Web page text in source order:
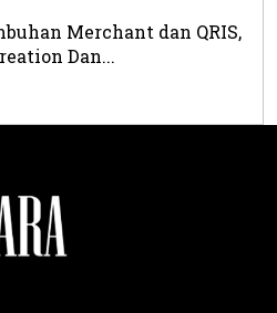
Merchant dan QRIS,
Dan...